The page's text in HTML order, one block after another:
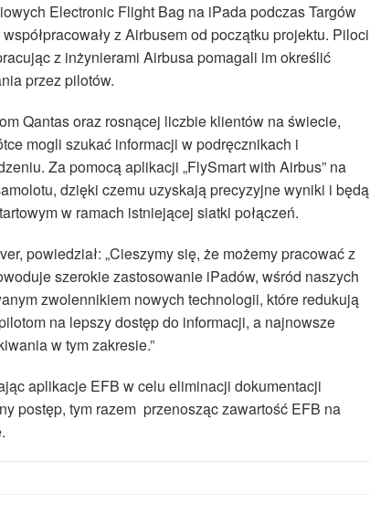
Electronic Flight Bag na iPada podczas Targów
z Airbusem od początku projektu. Piloci
z inżynierami Airbusa pomagali im określić
przez pilotów.
Qantas oraz rosnącej liczbie klientów na świecie,
mogli szukać informacji w podręcznikach i
Za pomocą aplikacji „FlySmart with Airbus” na
dzięki czemu uzyskają precyzyjne wyniki i będą
w ramach istniejącej siatki połączeń.
powiedział: „Cieszymy się, że możemy pracować z
szerokie zastosowanie iPadów, wśród naszych
zwolennikiem nowych technologii, które redukują
na lepszy dostęp do informacji, a najnowsze
w tym zakresie.”
aplikacje EFB w celu eliminacji dokumentacji
postęp, tym razem przenosząc zawartość EFB na